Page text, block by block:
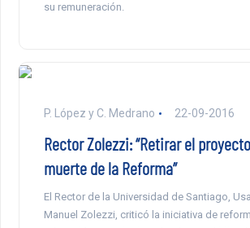
su remuneración.
P. López y C. Medrano 22-09-2016
Rector Zolezzi: “Retirar el
muerte de la Reforma”
El Rector de la Universidad de Santiago,
Manuel Zolezzi, criticó la iniciativa de